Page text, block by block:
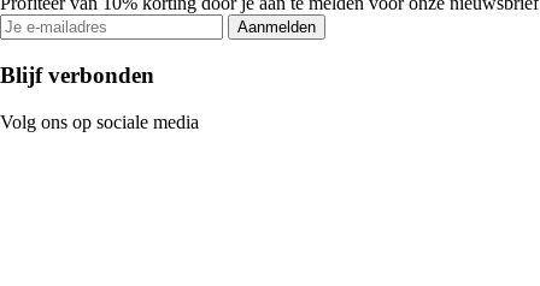
Aanmelden
Blijf verbonden
Volg ons op sociale media